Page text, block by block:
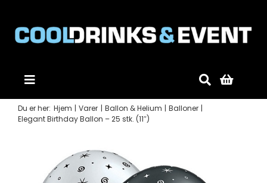
Toggle
Navigation
Forside
Du er her: Hjem Varer Ballon & Helium
Balloner
Elegant Birthday Ballon – 25 stk. (11″)